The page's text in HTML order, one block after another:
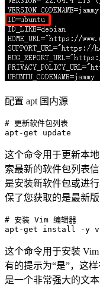
配置 apt 国内源
# 更新软件包列表
apt-get
这个命令用于更新本
索最新的软件包列表
是安装新软件包或进
保了您获取的是最新版
# 安装 Vim 编辑器
apt-get
这个命令用于安装 Vim
有的提示为“是”，这
是一个非常强大的文